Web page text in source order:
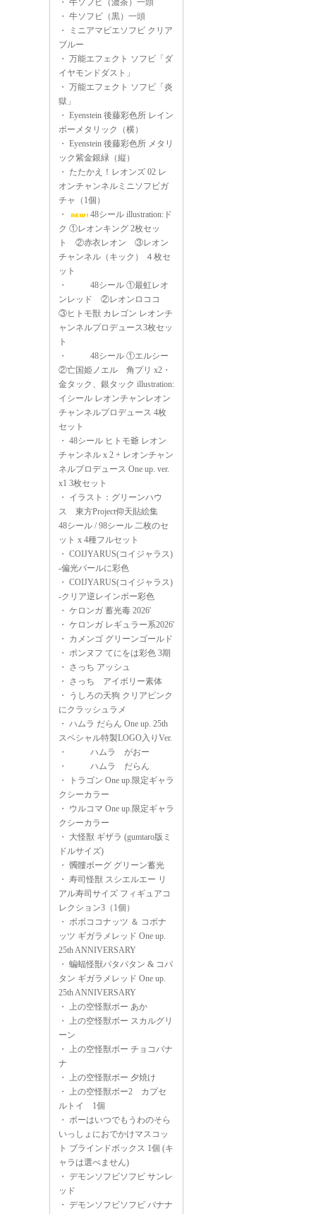
・ 牛ソフビ（濃茶）一頭
・ 牛ソフビ（黒）一頭
・
ミニアマビエソフビ クリア
ブルー
・ 万能エフェクト ソフビ「ダ
イヤモンドダスト」
・ 万能エフェクト ソフビ「炎
獄」
・ Eyenstein 後藤彩色所 レイン
ボーメタリック（横）
・ Eyenstein 後藤彩色所 メタリ
ック紫金銀緑（縦）
・ たたかえ！レオンズ 02 レ
オンチャンネルミニソフビガ
チャ（1個）
・
48シール illustration:ド
ク ①レオンキング 2枚セッ
ト ②赤衣レオン ③レオン
チャンネル（キック） ４枚セ
ット
・
48シール ①最虹レオ
ンレッド ②レオンロココ
③ヒトモ獣 カレゴン レオンチ
ャンネルプロデュース3枚セッ
ト
・
48シール ①エルシー
②亡国姫ノエル 角プリ x2・
金タック、銀タック illustration:
イシール レオンチャンレオン
チャンネルプロデュース 4枚
セット
・ 48シール ヒトモ爺 レオン
チャンネル x 2 + レオンチャン
ネルプロデュース One up. ver.
x1 3枚セット
・ イラスト：グリーンハウ
ス 東方Project仰天貼絵集
48シール / 98シール 二枚のセ
ット x 4種フルセット
・ COIJYARUS(コイジャラス)
-偏光パールに彩色
・ COIJYARUS(コイジャラス)
-クリア逆レインボー彩色
・ ケロンガ 蓄光毒 2026'
・ ケロンガ レギュラー系2026'
・ カメンゴ グリーンゴールド
・ ポンヌフ てにをは彩色 3期
・ さっち アッシュ
・ さっち アイボリー素体
・
うしろの天狗 クリアピンク
にクラッシュラメ
・ ハムラ だらん One up. 25th
スペシャル特製LOGO入りVer.
・
ハムラ がおー
・
ハムラ だらん
・
トラゴン One up.限定ギャラ
クシーカラー
・ ウルコマ One up.限定ギャラ
クシーカラー
・ 大怪獣 ギザラ (gumtaro版ミ
ドルサイズ)
・ 髑髏ボーグ グリーン蓄光
・ 寿司怪獣 スシエルエー リ
アル寿司サイズ フィギュアコ
レクション3（1個）
・ ボボココナッツ ＆ コボナ
ッツ ギガラメレッド One up.
25th ANNIVERSARY
・ 蝙蝠怪獣パタパタン & コパ
タン ギガラメレッド One up.
25th ANNIVERSARY
・ 上の空怪獣ボー あか
・ 上の空怪獣ボー スカルグリ
ーン
・ 上の空怪獣ボー チョコバナ
ナ
・ 上の空怪獣ボー 夕焼け
・ 上の空怪獣ボー2 カプセ
ルトイ 1個
・ ボーはいつでもうわのそら
いっしょにおでかけマスコッ
ト ブラインドボックス 1個 (キ
ャラは選べません)
・ デモンソフビソフビ サンレ
ッド
・ デモンソフビソフビ バナナ